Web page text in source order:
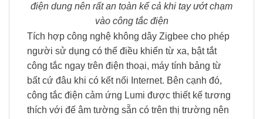
điện dung nên rất an toàn kể cả khi tay ướt chạm
vào công tắc điện
Tích hợp công nghệ không dây Zigbee cho phép
người sử dụng có thể điều khiển từ xa, bật tắt
công tắc ngay trên điện thoại, máy tính bảng từ
bất cứ đâu khi có kết nối Internet. Bên cạnh đó,
công tắc điện cảm ứng Lumi được thiết kế tương
thích với đế âm tường sẵn có trên thị trường nên